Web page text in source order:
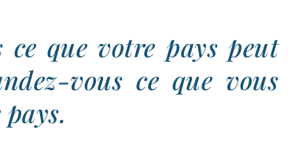
ce que votre pays peut
​vous ce que vous